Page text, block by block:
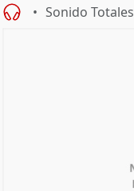
Sonido Totales